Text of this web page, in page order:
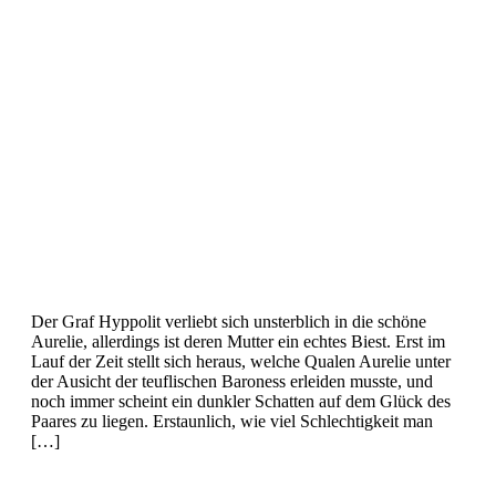
Der Graf Hyppolit verliebt sich unsterblich in die schöne
Aurelie, allerdings ist deren Mutter ein echtes Biest. Erst im
Lauf der Zeit stellt sich heraus, welche Qualen Aurelie unter
der Ausicht der teuflischen Baroness erleiden musste, und
noch immer scheint ein dunkler Schatten auf dem Glück des
Paares zu liegen. Erstaunlich, wie viel Schlechtigkeit man
[…]